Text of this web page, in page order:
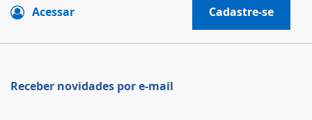
Acessar Cadastre-se
Receber novidades por e-mail